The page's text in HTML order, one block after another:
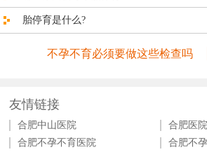
胎停育是什么?
不孕不育必须要做这些检查吗
友情链接
合肥中山医院
合肥医
合肥不孕不育医院
合肥不